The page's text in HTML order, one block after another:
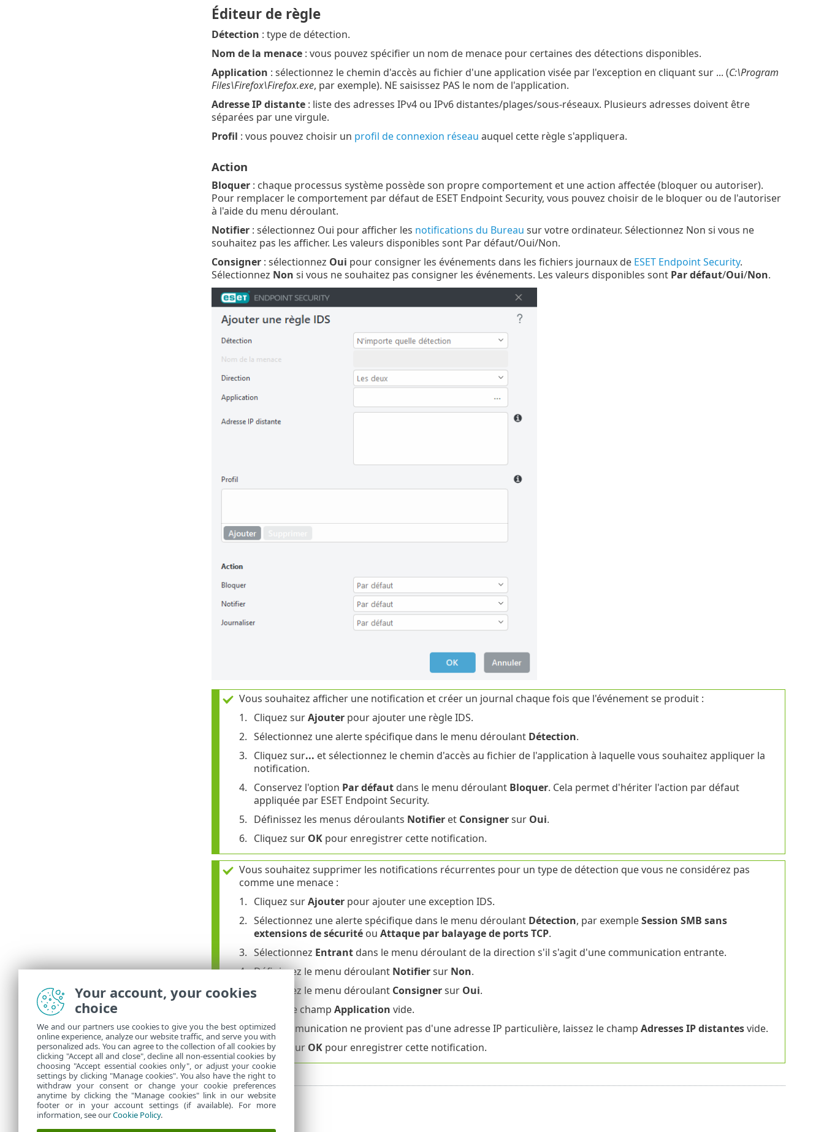
Éditeur de règle
Détection : type de détection.
Nom de la menace: vous pouvez spécifier un nom de menace pour certaines des détections disponibles.
Application : sélectionnez le chemin d'accès au fichier d'une application visée par l'exception en cliquant sur ... (C:\Program
Files\Firefox\Firefox.exe, par exemple). NE saisissez PAS le nom de l'application.
Adresse IP distante: liste des adresses IPv4 ou IPv6 distantes/plages/sous-réseaux. Plusieurs adresses doivent être
séparées par une virgule.
Profil : vous pouvez choisir un profil de connexion réseau auquel cette règle s'appliquera.
Action
Bloquer: chaque processus système possède son propre comportement et une action affectée (bloquer ou autoriser).
Pour remplacer le comportement par défaut de ESET Endpoint Security, vous pouvez choisir de le bloquer ou de l'autoriser
à l'aide du menu déroulant.
Notifier: sélectionnez Oui pour afficher les notifications du Bureau sur votre ordinateur. Sélectionnez Non si vous ne
souhaitez pas les afficher. Les valeurs disponibles sont Par défaut/Oui/Non.
Consigner: sélectionnez Oui pour consigner les événements dans les fichiers journaux de ESET Endpoint Security.
Sélectionnez Non si vous ne souhaitez pas consigner les événements. Les valeurs disponibles sont Par défaut/Oui/Non.
Vous souhaitez afficher une notification et créer un journal chaque fois que l'événement se produit :
Cliquez surAjouterpour ajouter une règle IDS.
Sélectionnez une alerte spécifique dans le menu déroulant Détection.
Cliquez sur... et sélectionnez le chemin d'accès au fichier de l'application à laquelle vous souhaitez appliquer la
notification.
Conservez l'option Par défautdans le menu déroulant Bloquer. Cela permet d'hériter l'action par défaut
appliquée par ESET Endpoint Security.
Définissez les menus déroulants Notifieret Consignersur Oui.
Cliquez sur OKpour enregistrer cette notification.
Vous souhaitez supprimer les notifications récurrentes pour un type de détection que vous ne considérez pas
comme une menace :
Cliquez surAjouterpour ajouter une exception IDS.
Sélectionnez une alerte spécifique dans le menu déroulant Détection, par exempleSession SMB sans
extensions de sécuritéou Attaque par balayage de ports TCP.
Sélectionnez Entrantdans le menu déroulant de la direction s'il s'agit d'une communication entrante.
Définissez le menu déroulant Notifiersur Non.
Définissez le menu déroulant Consignersur Oui.
Laissez le champ Application vide.
Si la communication ne provient pas d'une adresse IP particulière, laissez le champ Adresses IP distantesvide.
Cliquez sur OKpour enregistrer cette notification.
Your account, your cookies
choice
We and our partners use cookies to give you the best optimized
online experience, analyze our website traffic, and serve you with
personalized ads. You can agree to the collection of all cookies by
clicking "Accept all and close", decline all non-essential cookies by
choosing "Accept essential cookies only", or adjust your cookie
settings by clicking "Manage cookies". You also have the right to
withdraw your consent or change your cookie preferences
anytime by clicking the "Manage cookies" link in our website
footer or in your account settings (if available). For more
information, see ourCookie Policy.